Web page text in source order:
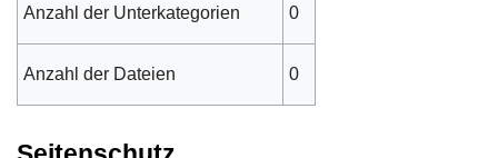
Anzahl der Unterkategorien 0
Anzahl der Dateien 0